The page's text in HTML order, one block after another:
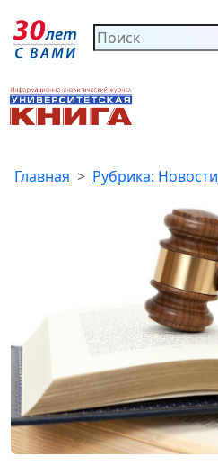
Главная Рубрика: Новости